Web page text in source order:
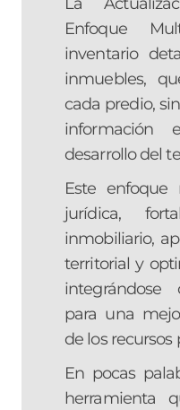
Enfoque
inventario
inmuebles,
cada predio,
información
desarrollo del
Este enfoque
jurídica,
inmobiliario,
territorial y
para una
de los recursos
En pocas
herramienta